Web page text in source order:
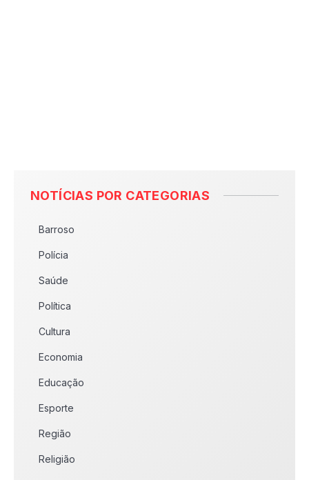
NOTÍCIAS POR CATEGORIAS
Barroso
Polícia
Saúde
Política
Cultura
Economia
Educação
Esporte
Região
Religião